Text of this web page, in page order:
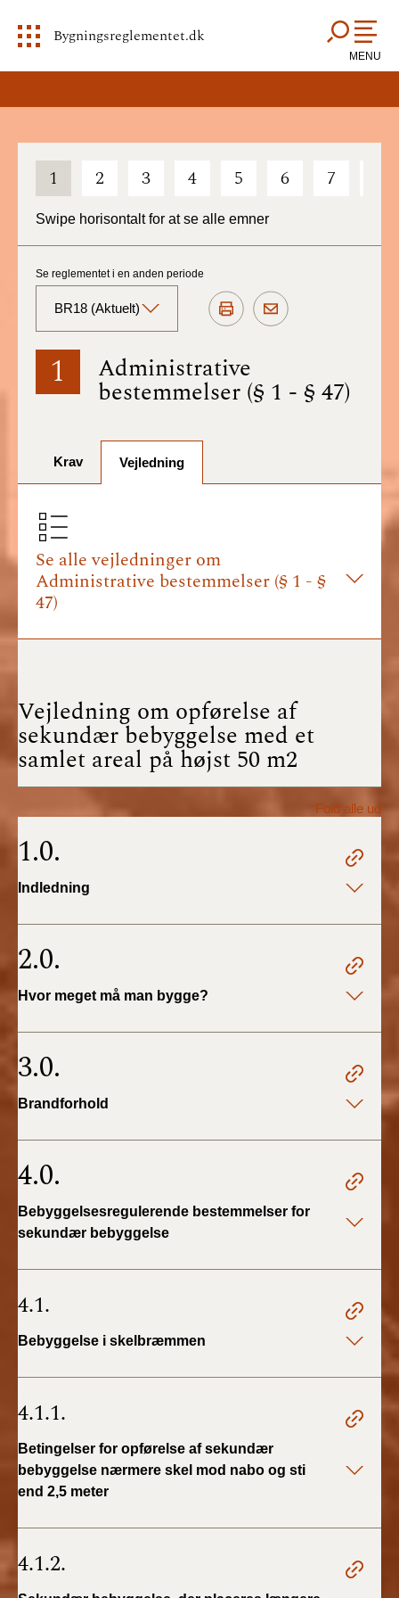
Bygningsreglementet.dk
MENU
1 2 3 4 5 6 7
Swipe horisontalt for at se alle emner
1 Administrative
bestemmelser (§ 1 - § 47)
Se reglementet i en anden periode
BR18 (Aktuelt)
BR18 (Aktuelt)
BR18 (1/7-31/12
BR18 (1/1-30/6
BR18 (1/7- 31/12
2024)
BR18 (1/1- 30/06
2024)
BR18 (17/9 - 31/12
2022)
BR18 (1/7 - 16/9
2022)
2022)
BR18 (29/6 - 31/12
BR18 (1/1-29/6
2020)
2019)
2018)
Tidligere BR (1961-
2010)
Krav Vejledning
Se alle vejledninger om
Administrative bestemmelser (§ 1 - §
47)
Vejledning om opførelse af
sekundær bebyggelse med et
samlet areal på højst 50 m2
Fold alle ud
1.0.
Indledning
2.0.
Hvor meget må man bygge?
3.0.
Brandforhold
4.0.
Bebyggelsesregulerende bestemmelser for
sekundær bebyggelse
4.1.
Bebyggelse i skelbræmmen
4.1.1.
Betingelser for opførelse af sekundær
bebyggelse nærmere skel mod nabo og sti
end 2,5 meter
4.1.2.